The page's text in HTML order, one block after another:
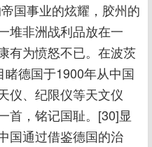
国事业的炫耀，胶州的
堆非洲战利品放在一
有为愤怒不已。在波茨
睹德国于1900年从中国
仪、纪限仪等天文仪
首，铭记国耻。[30]显
国通过借鉴德国的治